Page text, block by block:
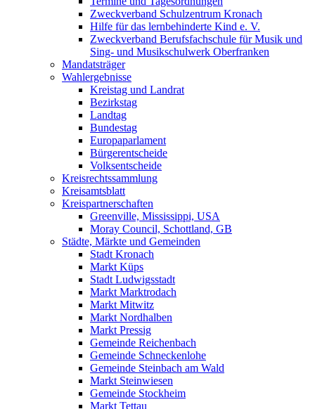
Zweckverband Schulzentrum Kronach
Hilfe für das lernbehinderte Kind e. V.
Zweckverband Berufsfachschule für Musik und
Sing- und Musikschulwerk Oberfranken
Mandatsträger
Wahlergebnisse
Kreistag und Landrat
Bezirkstag
Landtag
Bundestag
Europaparlament
Bürgerentscheide
Volksentscheide
Kreisrechtssammlung
Kreisamtsblatt
Kreispartnerschaften
Greenville, Mississippi, USA
Moray Council, Schottland, GB
Städte, Märkte und Gemeinden
Stadt Kronach
Markt Küps
Stadt Ludwigsstadt
Markt Marktrodach
Markt Mitwitz
Markt Nordhalben
Markt Pressig
Gemeinde Reichenbach
Gemeinde Schneckenlohe
Gemeinde Steinbach am Wald
Markt Steinwiesen
Gemeinde Stockheim
Markt Tettau